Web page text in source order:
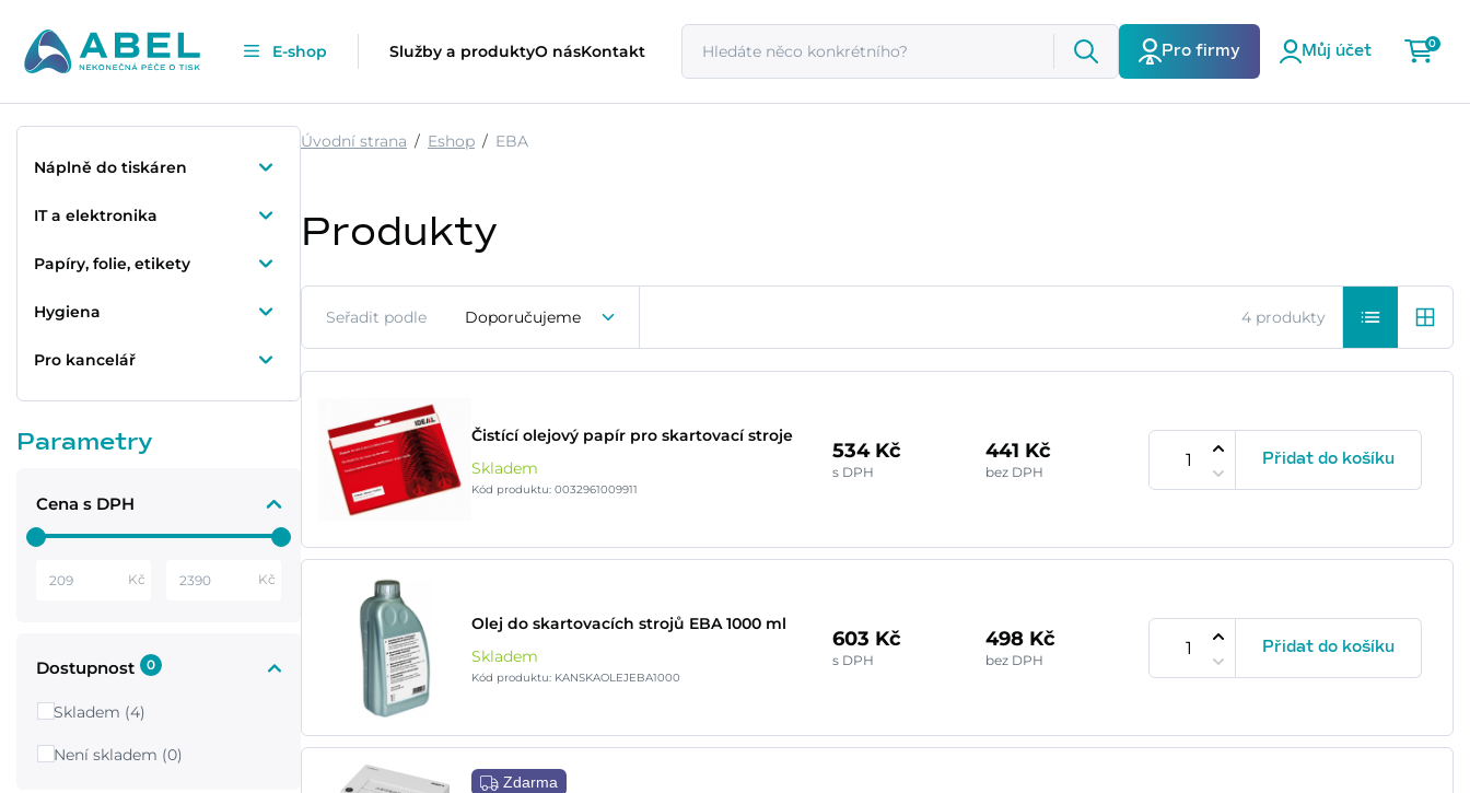
E-shop Služby a produktyO násKontakt Pro firmy Můj účet
0
Náplně do tiskáren
IT a elektronika
Papíry, folie, etikety
Hygiena
Pro kancelář
Parametry
Cena s DPH
Kč Kč
Dostupnost 0
Skladem (4)
Není skladem (0)
Úvodní strana Eshop EBA
Produkty
Seřadit podle Doporučujeme 4 produkty
Čistící olejový papír pro skartovací stroje
Skladem
Kód produktu: 0032961009911
534 Kč
s DPH
441 Kč
bez DPH
Přidat do košíku
Olej do skartovacích strojů EBA 1000 ml
Skladem
Kód produktu: KANSKAOLEJEBA1000
603 Kč
s DPH
498 Kč
bez DPH
Přidat do košíku
Zdarma